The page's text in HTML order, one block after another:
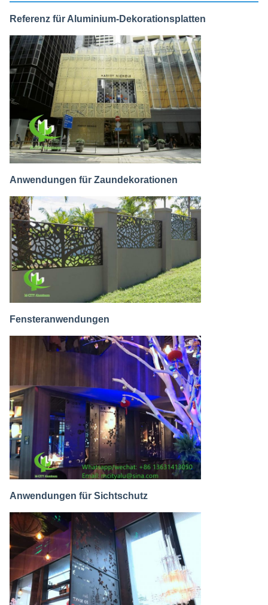
Referenz für Aluminium-Dekorationsplatten
Anwendungen für Zaundekorationen
Fensteranwendungen
Anwendungen für Sichtschutz